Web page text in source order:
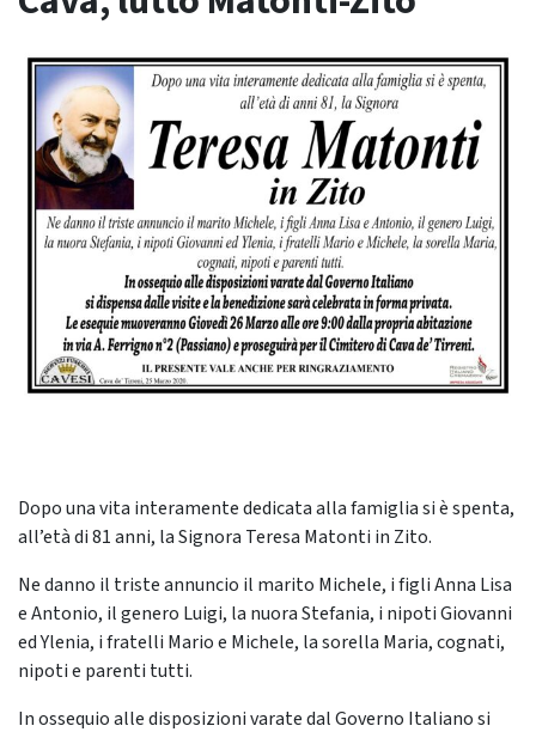
Dopo una vita interamente dedicata alla famiglia si è spenta,
all’età di 81 anni, la Signora Teresa Matonti in Zito.
Ne danno il triste annuncio il marito Michele, i figli Anna Lisa
e Antonio, il genero Luigi, la nuora Stefania, i nipoti Giovanni
ed Ylenia, i fratelli Mario e Michele, la sorella Maria, cognati,
nipoti e parenti tutti.
In ossequio alle disposizioni varate dal Governo Italiano si